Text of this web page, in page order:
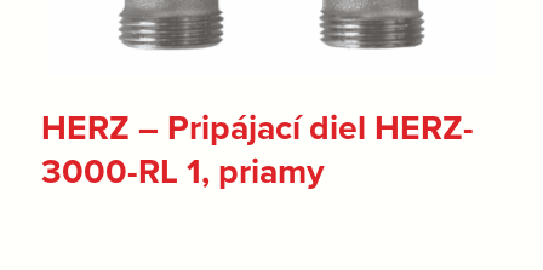
HERZ – Pripájací diel HERZ-
3000-RL 1, priamy